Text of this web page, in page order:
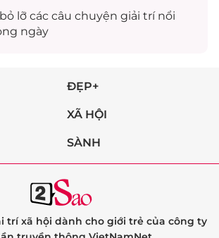
lỡ các câu chuyện giải trínổi
ngày
ĐẸP+
XÃ HỘI
SÀNH
trí xã hội dành cho giới trẻ của công ty